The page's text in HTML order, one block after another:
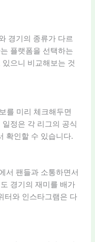
경기의 종류가 다르
플랫폼을 선택하는
으니 비교해보는 것
를 미리 체크해두면
정은 각 리그의 공식
확인할 수 있습니다.
서 팬들과 소통하면서
경기의 재미를 배가
터와 인스타그램은 다